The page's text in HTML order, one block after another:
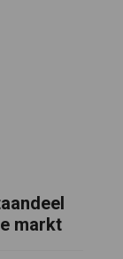
markt